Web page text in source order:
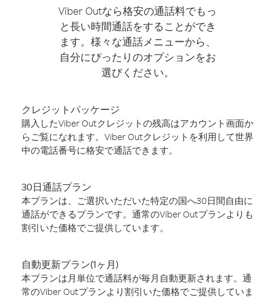
Viber Outなら格安の通話料でもっ
と長い時間通話をすることができ
ます。様々な通話メニューから、
自分にぴったりのオプションをお
選びください。
クレジットパッケージ
購入したViber Outクレジットの残高はアカウント画面か
らご覧になれます。Viber Outクレジットを利用して世界
中の電話番号に格安で通話できます。
30日通話プラン
本プランは、ご選択いただいた特定の国へ30日間自由に
通話ができるプランです。通常のViber Outプランよりも
割引いた価格でご提供しています。
自動更新プラン(1ヶ月)
本プランは月単位で通話料が毎月自動更新されます。通
常のViber Outプランより割引いた価格でご提供していま